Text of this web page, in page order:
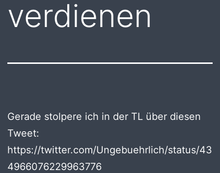
verdienen
Gerade stolpere ich in der TL über diesen
Tweet:
https://twitter.com/Ungebuehrlich/status/43
4966076229963776